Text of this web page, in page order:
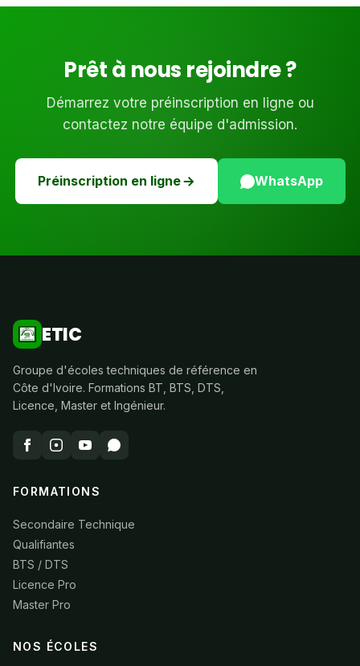
Prêt à nous rejoindre ?
Démarrez votre préinscription en ligne ou
contactez notre équipe d'admission.
Préinscription en ligne WhatsApp
ETIC
Groupe d'écoles techniques de référence en
Côte d'Ivoire. Formations BT, BTS, DTS,
Licence, Master et Ingénieur.
FORMATIONS
Secondaire Technique
Qualifiantes
BTS / DTS
Licence Pro
Master Pro
NOS ÉCOLES